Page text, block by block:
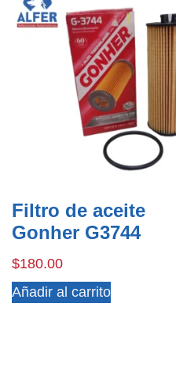
Filtro de aceite
Gonher G3744
$180.00
Añadir al carrito